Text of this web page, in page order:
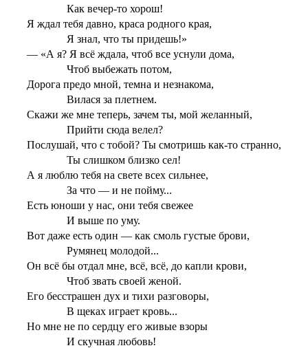
Как вечер-то хорош!
Я ждал тебя давно, краса родного края,
Я знал, что ты придешь!»
— «А я? Я всё ждала, чтоб все уснули дома,
Чтоб выбежать потом,
Дорога предо мной, темна и незнакома,
Вилася за плетнем.
Скажи же мне теперь, зачем ты, мой желанный,
Прийти сюда велел?
Послушай, что с тобой? Ты смотришь как-то странно,
Ты слишком близко сел!
А я люблю тебя на свете всех сильнее,
За что — и не пойму...
Есть юноши у нас, они тебя свежее
И выше по уму.
Вот даже есть один — как смоль густые брови,
Румянец молодой...
Он всё бы отдал мне, всё, всё, до капли крови,
Чтоб звать своей женой.
Его бесстрашен дух и тихи разговоры,
В щеках играет кровь...
Но мне не по сердцу его живые взоры
И скучная любовь!